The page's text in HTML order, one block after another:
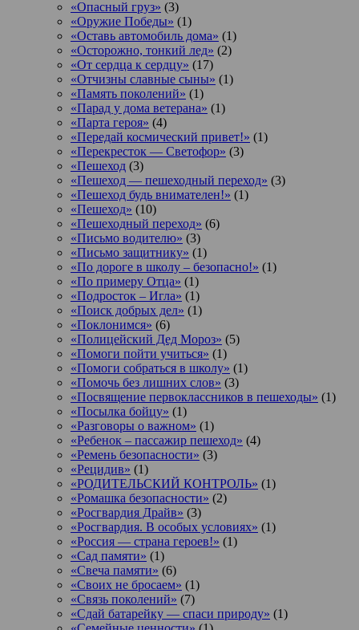
«Опасный груз» (3)
«Оружие Победы» (1)
«Оставь автомобиль дома» (1)
«Осторожно, тонкий лед» (2)
«От сердца к сердцу» (17)
«Отчизны славные сыны» (1)
«Память поколений» (1)
«Парад у дома ветерана» (1)
«Парта героя» (4)
«Передай космический привет!» (1)
«Перекресток — Светофор» (3)
«Пешеход (3)
«Пешеход — пешеходный переход» (3)
«Пешеход будь внимателен!» (1)
«Пешеход» (10)
«Пешеходный переход» (6)
«Письмо водителю» (3)
«Письмо защитнику» (1)
«По дороге в школу – безопасно!» (1)
«По примеру Отца» (1)
«Подросток ‒ Игла» (1)
«Поиск добрых дел» (1)
«Поклонимся» (6)
«Полицейский Дед Мороз» (5)
«Помоги пойти учиться» (1)
«Помоги собраться в школу» (1)
«Помочь без лишних слов» (3)
«Посвящение первоклассников в пешеходы» (1)
«Посылка бойцу» (1)
«Разговоры о важном» (1)
«Ребенок – пассажир пешеход» (4)
«Ремень безопасности» (3)
«Рецидив» (1)
«РОДИТЕЛЬСКИЙ КОНТРОЛЬ» (1)
«Ромашка безопасности» (2)
«Росгвардия Драйв» (3)
«Росгвардия. В особых условиях» (1)
«Россия — страна героев!» (1)
«Сад памяти» (1)
«Свеча памяти» (6)
«Своих не бросаем» (1)
«Связь поколений» (7)
«Сдай батарейку — спаси природу» (1)